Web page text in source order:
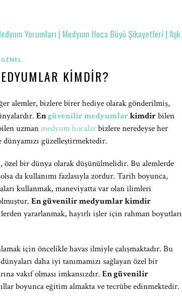
GENEL
KIMDIR?
alemler, bizlere birer hediye olarak gönderilmiş,
Engüvenilir medyumlarkimdirbilen
uzmanmedyum hocalarbizlere neredeyse her
güzelleştirmektedir.
özel bir dünya olarak düşünülmelidir. Bu alemlerde
da kullanımı fazlasıyla zordur. Tarih boyunca,
kullanmak, maneviyatta var olan ilimleri
En güvenilir medyumlar kimdir
yararlanmak, hayırlı işler için rahman boyutları
için öncelikle havas ilmiyle çalışmaktadır. Bu
daha iyi tanımamızı sağlayan özel bir
vakıf olması imkansızdır. En güvenilir
boyunca eğitim almakta ve tecrübe edinmektedir.